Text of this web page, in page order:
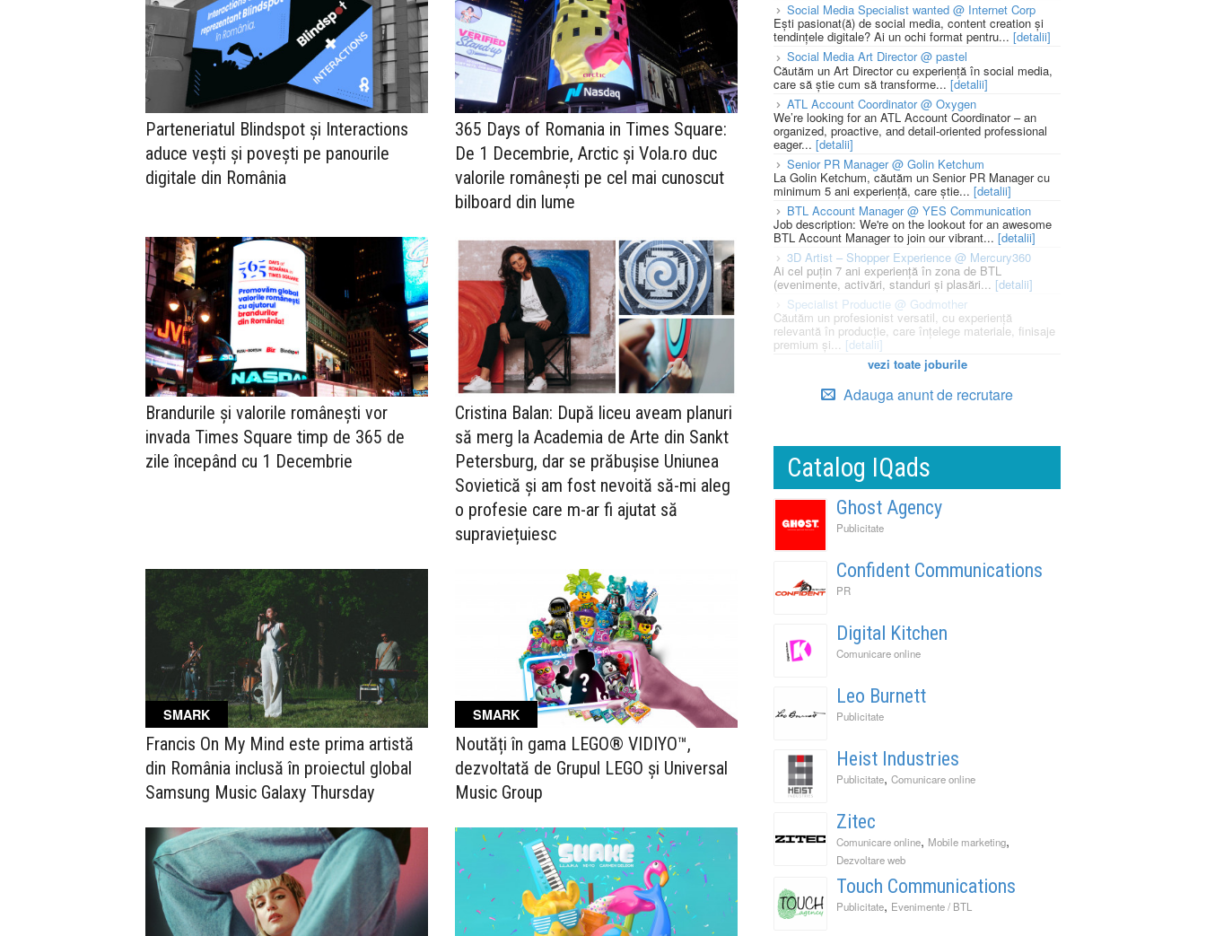
Parteneriatul Blindspot și Interactions
aduce vești și povești pe panourile
digitale din România
365 Days of Romania in Times Square:
De 1 Decembrie, Arctic și Vola.ro duc
valorile românești pe cel mai cunoscut
bilboard din lume
Brandurile și valorile românești vor
invada Times Square timp de 365 de
zile începând cu 1 Decembrie
Cristina Balan: După liceu aveam planuri
să merg la Academia de Arte din Sankt
Petersburg, dar se prăbușise Uniunea
Sovietică și am fost nevoită să-mi aleg
o profesie care m-ar fi ajutat să
supraviețuiesc
SMARK
Francis On My Mind este prima artistă
din România inclusă în proiectul global
Samsung Music Galaxy Thursday
SMARK
Noutăți în gama LEGO® VIDIYO™,
dezvoltată de Grupul LEGO și Universal
Music Group
Social Media Specialist wanted @ Internet Corp
Ești pasionat(ă) de social media, content creation și
tendințele digitale? Ai un ochi format pentru... [detalii]
Social Media Art Director @ pastel
Căutăm un Art Director cu experiență în social media,
care să știe cum să transforme... [detalii]
ATL Account Coordinator @ Oxygen
We’re looking for an ATL Account Coordinator – an
organized, proactive, and detail-oriented professional
eager... [detalii]
Senior PR Manager @ Golin Ketchum
La Golin Ketchum, căutăm un Senior PR Manager cu
minimum 5 ani experiență, care știe... [detalii]
BTL Account Manager @ YES Communication
Job description: We're on the lookout for an awesome
BTL Account Manager to join our vibrant... [detalii]
3D Artist – Shopper Experience @ Mercury360
Ai cel puțin 7 ani experiență în zona de BTL
(evenimente, activări, standuri și plasări... [detalii]
Specialist Productie @ Godmother
Căutăm un profesionist versatil, cu experiență
relevantă în producție, care înțelege materiale, finisaje
premium și... [detalii]
vezi toate joburile
Adauga anunt de recrutare
Catalog IQads
Ghost Agency
Publicitate
Confident Communications
PR
Digital Kitchen
Comunicare online
Leo Burnett
Publicitate
Heist Industries
Publicitate, Comunicare online
Zitec
Comunicare online, Mobile marketing,
Dezvoltare web
Touch Communications
Publicitate, Evenimente / BTL